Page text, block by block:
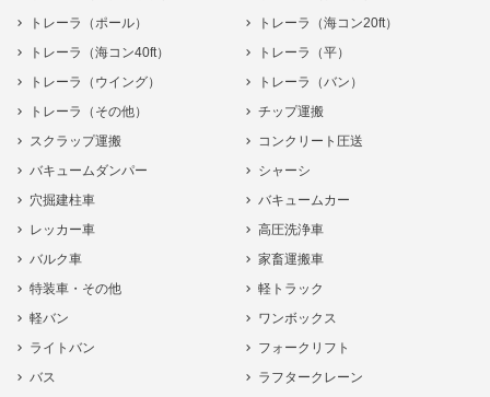
トレーラ（ポール）
トレーラ（海コン20ft）
トレーラ（海コン40ft）
トレーラ（平）
トレーラ（ウイング）
トレーラ（バン）
トレーラ（その他）
チップ運搬
スクラップ運搬
コンクリート圧送
バキュームダンパー
シャーシ
穴掘建柱車
バキュームカー
レッカー車
高圧洗浄車
バルク車
家畜運搬車
特装車・その他
軽トラック
軽バン
ワンボックス
ライトバン
フォークリフト
バス
ラフタークレーン